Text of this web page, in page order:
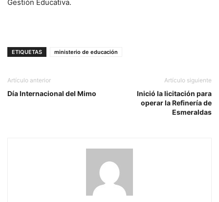
Gestión Educativa.
ETIQUETAS ministerio de educación
Artículo anterior
Día Internacional del Mimo
Artículo siguiente
Inició la licitación para
operar la Refinería de
Esmeraldas